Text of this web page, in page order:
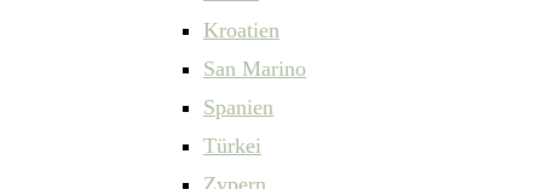
Kroatien
San Marino
Spanien
Türkei
Zypern